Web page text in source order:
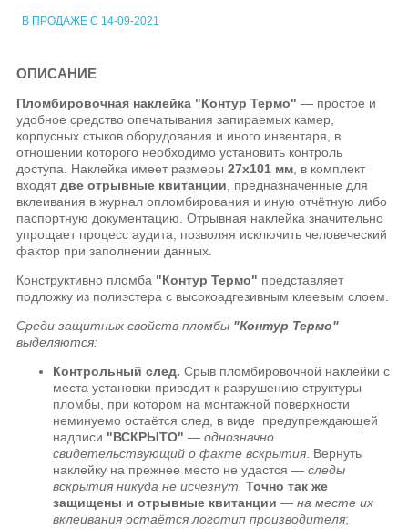
В ПРОДАЖЕ С 14-09-2021
ОПИСАНИЕ
Пломбировочная наклейка "Контур Термо"— простое и
удобное средство опечатывания запираемых камер,
корпусных стыков оборудования и иного инвентаря, в
отношении которого необходимо установить контроль
доступа. Наклейка имеет размеры27x101 мм, в комплект
входятдве отрывные квитанции, предназначенные для
вклеивания в журнал опломбирования и иную отчётную либо
паспортную документацию. Отрывная наклейка значительно
упрощает процесс аудита, позволяя исключить человеческий
фактор при заполнении данных.
Конструктивно пломба "Контур Термо" представляет
подложку из полиэстера с высокоадгезивным клеевым слоем.
Среди защитных свойств пломбы "Контур Термо"
выделяются:
Контрольный след. Срыв пломбировочной наклейки с
места установки приводит к разрушению структуры
пломбы, при котором на монтажной поверхности
неминуемо остаётся след, в виде предупреждающей
надписи "ВСКРЫТО" —однозначно
свидетельствующий о факте вскрытия. Вернуть
наклейку на прежнее место не удастся —следы
вскрытия никуда не исчезнут.Точно так же
защищены и отрывные квитанции —на месте их
вклеивания остаётся логотип производителя;